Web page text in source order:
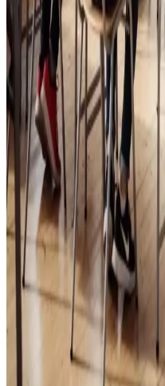
Frisk luft og bedre
i Kerteminde.
Læs mere